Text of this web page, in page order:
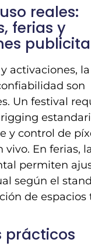
reales:
ferias y
activaciones,
son
Un festival
y control de
vivo. En ferias,
permiten
según el
de espacios
prácticos